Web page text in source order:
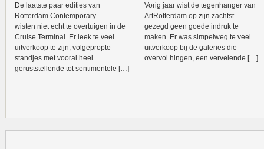
De laatste paar edities van
Rotterdam Contemporary
wisten niet echt te overtuigen in de
Cruise Terminal. Er leek te veel
uitverkoop te zijn, volgepropte
standjes met vooral heel
geruststellende tot sentimentele […]
Vorig jaar wist de tegenhanger van
ArtRotterdam op zijn zachtst
gezegd geen goede indruk te
maken. Er was simpelweg te veel
uitverkoop bij de galeries die
overvol hingen, een vervelende […]